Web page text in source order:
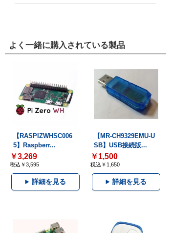
よく一緒に購入されている製品
【RASPIZWHSC006
5】Raspberr...
￥3,269
税込￥3,595
詳細を見る
【MR-CH9329EMU-U
SB】USB接続版...
￥1,500
税込￥1,650
詳細を見る